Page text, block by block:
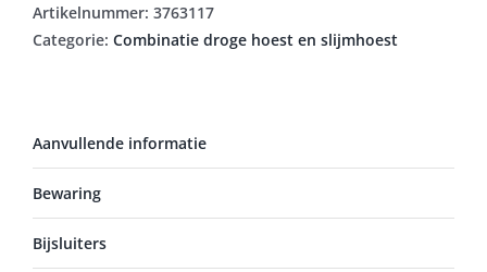
Artikelnummer: 3763117
Categorie: Combinatie droge hoest en slijmhoest
Aanvullende informatie
Bewaring
Bijsluiters